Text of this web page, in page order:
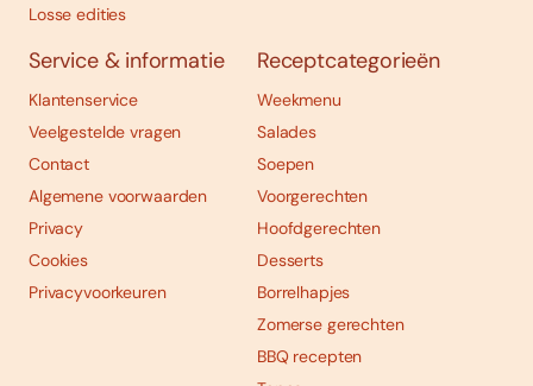
Losse edities
Service & informatie
Klantenservice
Veelgestelde vragen
Contact
Algemene voorwaarden
Privacy
Cookies
Privacyvoorkeuren
Receptcategorieën
Weekmenu
Salades
Soepen
Voorgerechten
Hoofdgerechten
Desserts
Borrelhapjes
Zomerse gerechten
BBQ recepten